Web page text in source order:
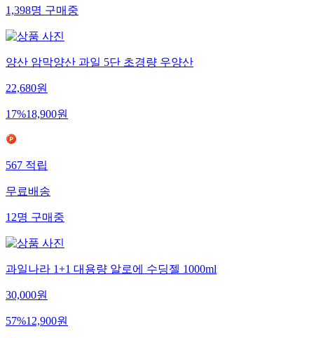
1,398명 구매중
양산 암막양산 과일 5단 초경량 우양산
22,680원
17%18,900원
567 적립
무료배송
12명 구매중
과일나라 1+1 대용량 알로에 수딩젤 1000ml
30,000원
57%12,900원